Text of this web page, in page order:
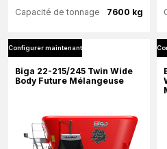
7600 kg
Capacité de tonnage
Plus d'information
Configurer maintenant
Biga 22-215/245 Twin Wide
Body Future Mélangeuse